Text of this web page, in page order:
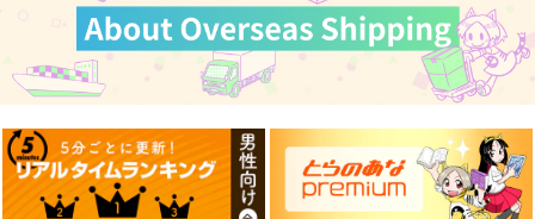
オリジナル
サンプル
カート